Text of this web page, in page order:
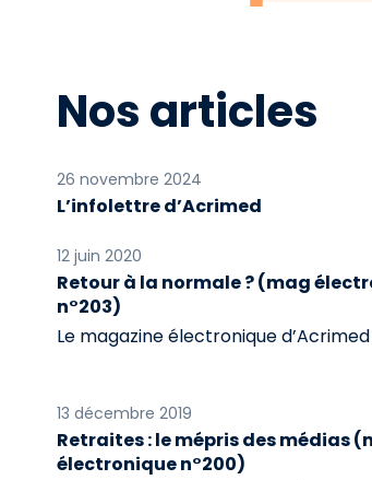
Nos articles
26 novembre 2024
L’infolettre d’Acrimed
12 juin 2020
Retour à la normale ? (mag
n°203)
Le magazine électronique d’Acrimed
13 décembre 2019
Retraites : le mépris des médias
électronique n°200)